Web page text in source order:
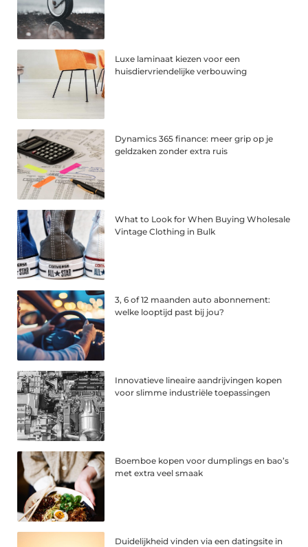
Luxe laminaat kiezen voor een
huisdiervriendelijke verbouwing
Dynamics 365 finance: meer grip op je
geldzaken zonder extra ruis
What to Look for When Buying Wholesale
Vintage Clothing in Bulk
3, 6 of 12 maanden auto abonnement:
welke looptijd past bij jou?
Innovatieve lineaire aandrijvingen kopen
voor slimme industriële toepassingen
Boemboe kopen voor dumplings en bao’s
met extra veel smaak
Duidelijkheid vinden via een datingsite in